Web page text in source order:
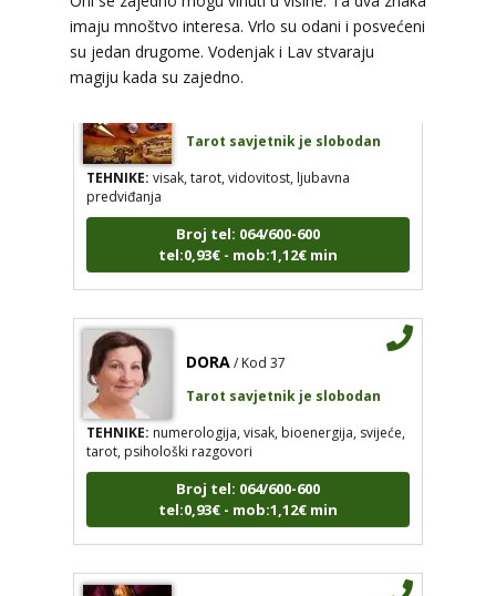
imaju mnoštvo interesa. Vrlo su odani i posvećeni
su jedan drugome. Vodenjak i Lav stvaraju
magiju kada su zajedno.
AZRA
TEHNIKE:visak, tarot, vidovitost, ljubavna
predviđanja
Broj tel: 064/600-600
tel:0,93€ - mob:1,12€ min
TEHNIKE:numerologija, visak, bioenergija, svijeće,
tarot, psihološki razgovori
Broj tel: 064/600-600
tel:0,93€ - mob:1,12€ min